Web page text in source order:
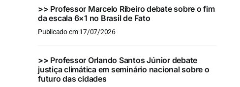
>> Professor Marcelo Ribeiro debate sobre o fim
da escala 6×1 no Brasil de Fato
Publicado em 17/07/2026
>> Professor Orlando Santos Júnior debate
justiça climática em seminário nacional sobre o
futuro das cidades